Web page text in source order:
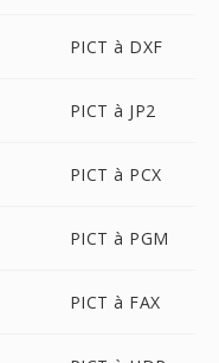
PICT à DXF
PICT à JP2
PICT à PCX
PICT à PGM
PICT à FAX